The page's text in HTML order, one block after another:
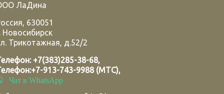
ЛаДина
, 630051
Новосибирск
Трикотажная, д.52/2
+7(383)285-38-68,
+7-913-743-9988 (МТС),
Чат в WhatsApp